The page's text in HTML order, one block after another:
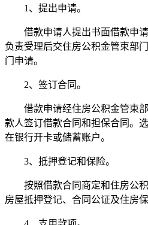
1、提出申请。
借款申请人提出书面借款申请
负责受理后交住房公积金管束部
门申请。
2、签订合同。
借款申请经住房公积金管束部
款人签订借款合同和担保合同。
在银行开卡或储蓄账户。
3、抵押登记和保险。
按照借款合同商定和住房公积
房屋抵押登记、合同公证及住房保